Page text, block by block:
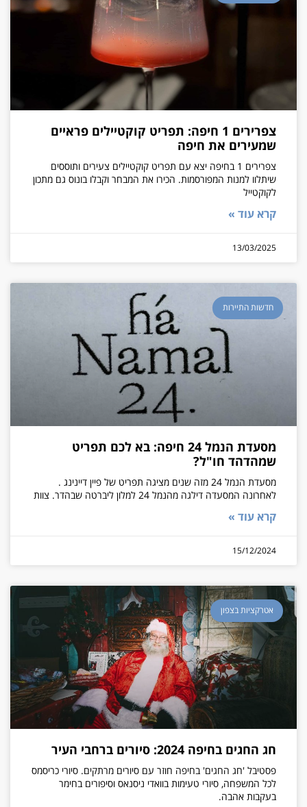
צפרירים 1 חיפה: תפריט קוקטיילים פראיים
שמעירים את חיפה
צפרירים 1 בחיפה יצא עם תפריט קוקטיילים צעירים ותוססים
שיתלוו למנות המפורסמות. הכירו את המבחר וקבלו בונוס גם מתכון
לקוקטייל
קרא עוד »
13/03/2025
חדשות התיירות
מסעדת הנמל 24 חיפה: בא לכם תפריט
שמהדהד חו"ל?
מסעדת הנמל 24 מזה שנים מציגה תפריט של פיין דיינינג .
לאחרונה המסעדה דילגה מהנמל 24 למלון ליברטה שבהדר. צוות
קרא עוד »
15/12/2024
אטרקציות בצפון
חג החגים בחיפה 2024: סיורים ברחבי העיר
פסטיבל 'חג החגים' בחיפה חוזר עם סיורים מרתקים. סיורי כריסמס
לכל המשפחה, סיורי טעימות בוואדי ניסנאס וסיפורים בחימר
בעקבות אהבה.